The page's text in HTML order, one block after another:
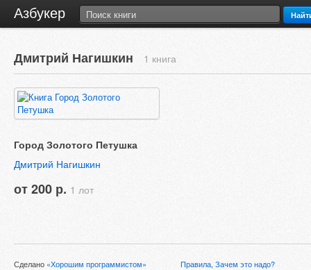
Азбукер
Дмитрий Нагишкин 1 книга
Город Золотого Петушка
Дмитрий Нагишкин
от 200 р. 1 лот
Сделано «Хорошим программистом» Правила, Зачем это надо?